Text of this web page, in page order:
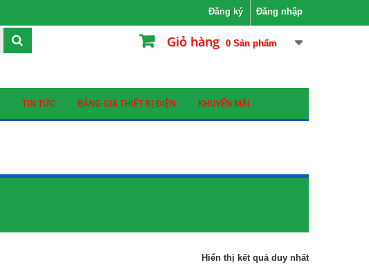
Đăng nhập
Đăng ký
Giỏ hàng 0 Sản phẩm
TIN TỨC BẢNG GIÁ THIẾT BỊ ĐIỆN KHUYẾN MÃI
Hiển thị kết quả duy nhất